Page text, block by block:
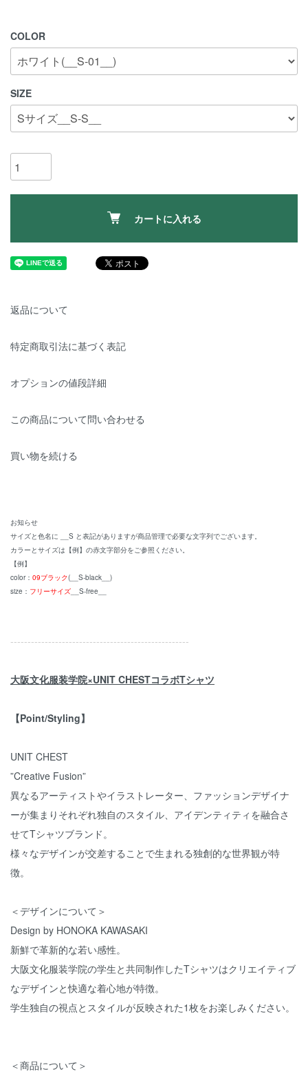
COLOR
SIZE
カートに入れる
返品について
特定商取引法に基づく表記
オプションの値段詳細
この商品について問い合わせる
買い物を続ける
お知らせ
サイズと色名に __S と表記がありますが商品管理で必要な文字列でございます。
カラーとサイズは【例】の赤文字部分をご参照ください。
【例】
color： 09ブラック(__S-black__)
size： フリーサイズ __S-free__
----------------------------------------------------
大阪文化服装学院×UNIT CHESTコラボTシャツ
【Point/Styling】
UNIT CHEST
”Creative Fusion”
異なるアーティストやイラストレーター、ファッションデザイナ
ーが集まりそれぞれ独自のスタイル、アイデンティティを融合さ
せてTシャツブランド。
様々なデザインが交差することで生まれる独創的な世界観が特
徴。
＜デザインについて＞
Design by HONOKA KAWASAKI
新鮮で革新的な若い感性。
大阪文化服装学院の学生と共同制作したTシャツはクリエイティブ
なデザインと快適な着心地が特徴。
学生独自の視点とスタイルが反映された1枚をお楽しみください。
＜商品について＞